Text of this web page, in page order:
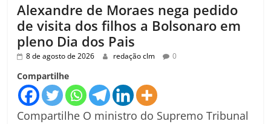
Alexandre de Moraes nega pedido
de visita dos filhos a Bolsonaro em
pleno Dia dos Pais
8 de agosto de 2026 redação clm 0
Compartilhe
Compartilhe O ministro do Supremo Tribunal